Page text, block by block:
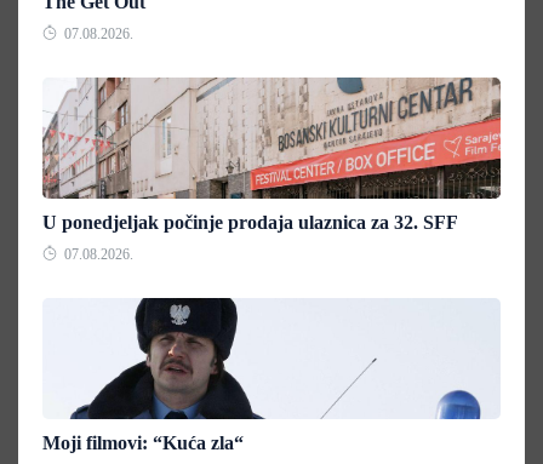
07.08.2026.
U ponedjeljak počinje prodaja ulaznica za 32. SFF
07.08.2026.
Moji filmovi: “Kuća zla“